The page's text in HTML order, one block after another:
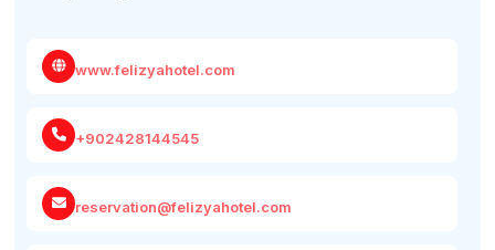
www.felizyahotel.com
+902428144545
reservation@felizyahotel.com